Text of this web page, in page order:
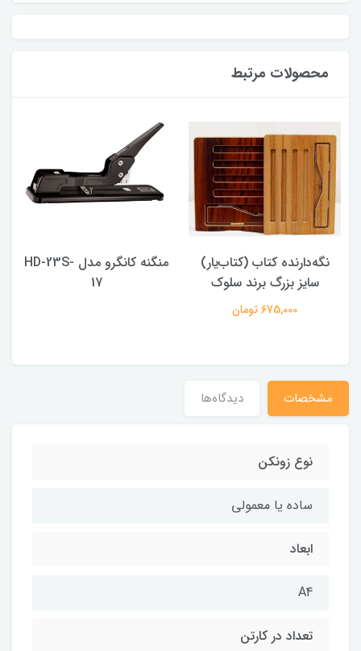
محصولات مرتبط
نگه‌دارنده کتاب (کتاب‌یار)
سایز بزرگ برند سلوک
675,000 تومان
منگنه کانگرو مدل HD-23S-
17
مشخصات دیدگاه‌ها
نوع زونکن
ساده یا معمولی
ابعاد
A4
تعداد در کارتن